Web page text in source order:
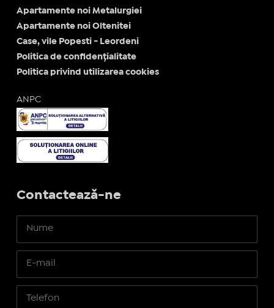
Apartamente noi Metalurgiei
Apartamente noi Oltenitei
Case, vile Popesti - Leordeni
Politica de confidențialitate
Politica privind utilizarea cookies
ANPC
Contactează-ne